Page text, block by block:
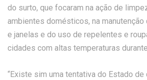
do surto, que focaram na ação de
ambientes domésticos, na
e janelas e do uso de repelentes e
cidades com altas temperaturas
“Existe sim uma tentativa do Estado